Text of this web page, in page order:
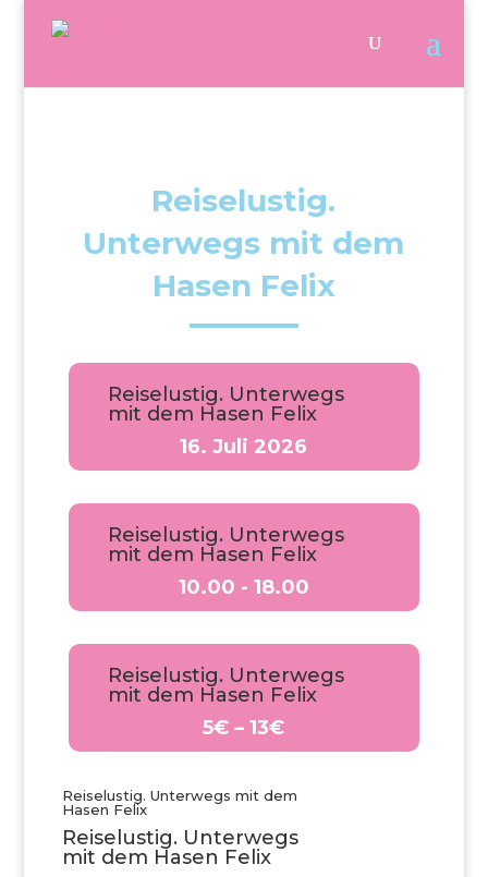
Reiselustig.
Unterwegs mit dem
Hasen Felix
Reiselustig. Unterwegs
mit dem Hasen Felix
16. Juli 2026
Reiselustig. Unterwegs
mit dem Hasen Felix
10.00 - 18.00
Reiselustig. Unterwegs
mit dem Hasen Felix
5€ – 13€
Reiselustig. Unterwegs mit dem
Hasen Felix
Reiselustig. Unterwegs
mit dem Hasen Felix